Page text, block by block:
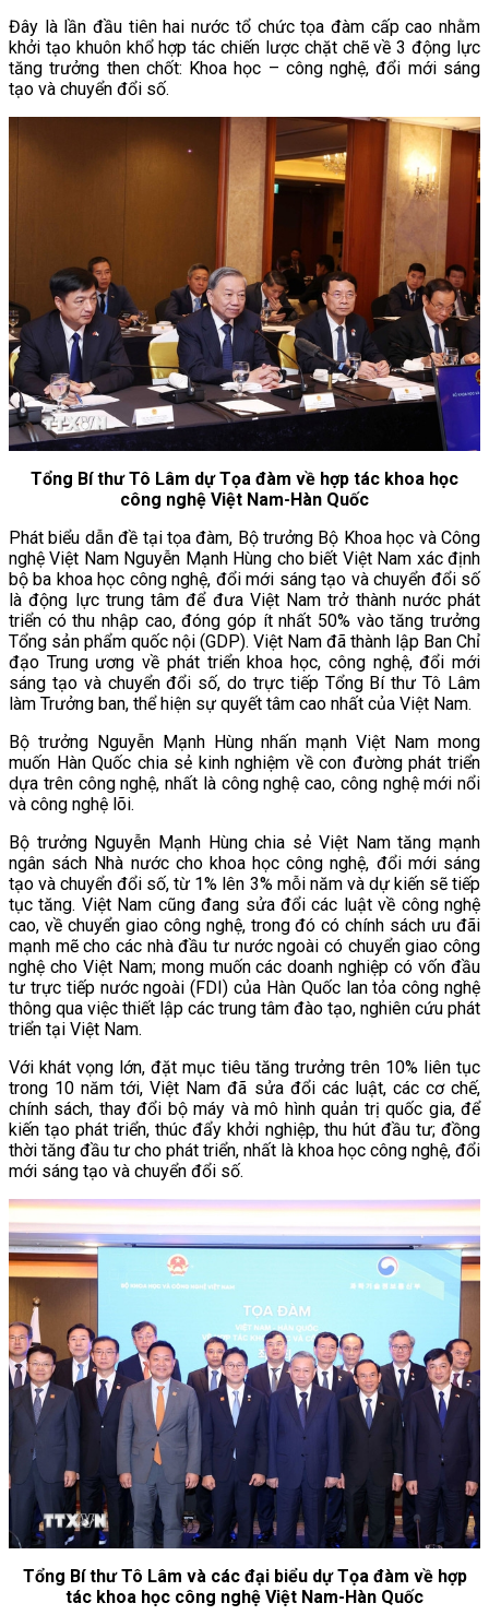
Đây là lần đầu tiên hai nước tổ chức tọa đàm cấp cao nhằm
khởi tạo khuôn khổ hợp tác chiến lược chặt chẽ về 3 động lực
tăng trưởng then chốt: Khoa học – công nghệ, đổi mới sáng
tạo và chuyển đổi số.
Tổng Bí thư Tô Lâm dự Tọa đàm về hợp tác khoa học
công nghệ Việt Nam-Hàn Quốc
Phát biểu dẫn đề tại tọa đàm, Bộ trưởng Bộ Khoa học và Công
nghệ Việt Nam Nguyễn Mạnh Hùng cho biết Việt Nam xác định
bộ ba khoa học công nghệ, đổi mới sáng tạo và chuyển đổi số
là động lực trung tâm để đưa Việt Nam trở thành nước phát
triển có thu nhập cao, đóng góp ít nhất 50% vào tăng trưởng
Tổng sản phẩm quốc nội (GDP). Việt Nam đã thành lập Ban Chỉ
đạo Trung ương về phát triển khoa học, công nghệ, đổi mới
sáng tạo và chuyển đổi số, do trực tiếp Tổng Bí thư Tô Lâm
làm Trưởng ban, thể hiện sự quyết tâm cao nhất của Việt Nam.
Bộ trưởng Nguyễn Mạnh Hùng nhấn mạnh Việt Nam mong
muốn Hàn Quốc chia sẻ kinh nghiệm về con đường phát triển
dựa trên công nghệ, nhất là công nghệ cao, công nghệ mới nổi
và công nghệ lõi.
Bộ trưởng Nguyễn Mạnh Hùng chia sẻ Việt Nam tăng mạnh
ngân sách Nhà nước cho khoa học công nghệ, đổi mới sáng
tạo và chuyển đổi số, từ 1% lên 3% mỗi năm và dự kiến sẽ tiếp
tục tăng. Việt Nam cũng đang sửa đổi các luật về công nghệ
cao, về chuyển giao công nghệ, trong đó có chính sách ưu đãi
mạnh mẽ cho các nhà đầu tư nước ngoài có chuyển giao công
nghệ cho Việt Nam; mong muốn các doanh nghiệp có vốn đầu
tư trực tiếp nước ngoài (FDI) của Hàn Quốc lan tỏa công nghệ
thông qua việc thiết lập các trung tâm đào tạo, nghiên cứu phát
triển tại Việt Nam.
Với khát vọng lớn, đặt mục tiêu tăng trưởng trên 10% liên tục
trong 10 năm tới, Việt Nam đã sửa đổi các luật, các cơ chế,
chính sách, thay đổi bộ máy và mô hình quản trị quốc gia, để
kiến tạo phát triển, thúc đẩy khởi nghiệp, thu hút đầu tư; đồng
thời tăng đầu tư cho phát triển, nhất là khoa học công nghệ, đổi
mới sáng tạo và chuyển đổi số.
Tổng Bí thư Tô Lâm và các đại biểu dự Tọa đàm về hợp
tác khoa học công nghệ Việt Nam-Hàn Quốc